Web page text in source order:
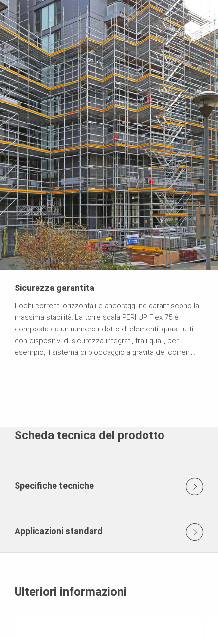
Sicurezza garantita
Pochi correnti orizzontali e ancoraggi ne garantiscono la
massima stabilità. La torre scala PERI UP Flex 75 è
composta da un numero ridotto di elementi, quasi tutti
con dispositivi di sicurezza integrati, tra i quali, per
esempio, il sistema di bloccaggio a gravità dei correnti.
Scheda tecnica del prodotto
Specifiche tecniche
Applicazioni standard
Ulteriori informazioni